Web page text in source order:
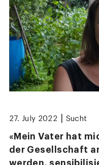
27. July 2022 Sucht
«Mein Vater hat
der Gesellschaft
werden,